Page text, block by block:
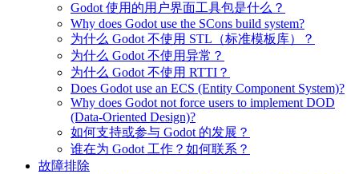
Godot 使用的用户界面工具包是什么？
Why does Godot use the SCons build system?
为什么 Godot 不使用 STL（标准模板库）？
为什么 Godot 不使用异常？
为什么 Godot 不使用 RTTI？
Does Godot use an ECS (Entity Component System)?
Why does Godot not force users to implement DOD
(Data-Oriented Design)?
如何支持或参与 Godot 的发展？
谁在为 Godot 工作？如何联系？
故障排除